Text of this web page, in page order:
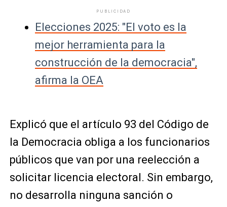
PUBLICIDAD
Elecciones 2025: "El voto es la
mejor herramienta para la
construcción de la democracia",
afirma la OEA
Explicó que el artículo 93 del Código de
la Democracia obliga a los funcionarios
públicos que van por una reelección a
solicitar licencia electoral. Sin embargo,
no desarrolla ninguna sanción o